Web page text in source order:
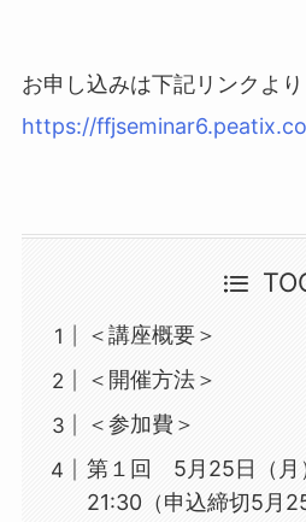
お申し込みは下記リンクより
https://
＜講座概要＞
＜開催方法＞
＜参加費＞
第１回 5月25日（月
21:30（申込締切5月